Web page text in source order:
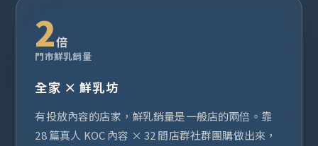
2倍
門市鮮乳銷量
全家 × 鮮乳坊
有投放內容的店家，鮮乳銷量是一般店的兩倍。靠
28 篇真人 KOC 內容 × 32 間店群社群團購做出來，